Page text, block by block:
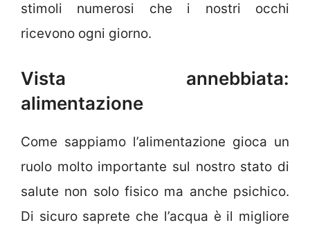
stimoli numerosi che i nostri occhi
ricevono ogni giorno.
Vista annebbiata:
alimentazione
Come sappiamo l’alimentazione gioca un
ruolo molto importante sul nostro stato di
salute non solo fisico ma anche psichico.
Di sicuro saprete che l’acqua è il migliore